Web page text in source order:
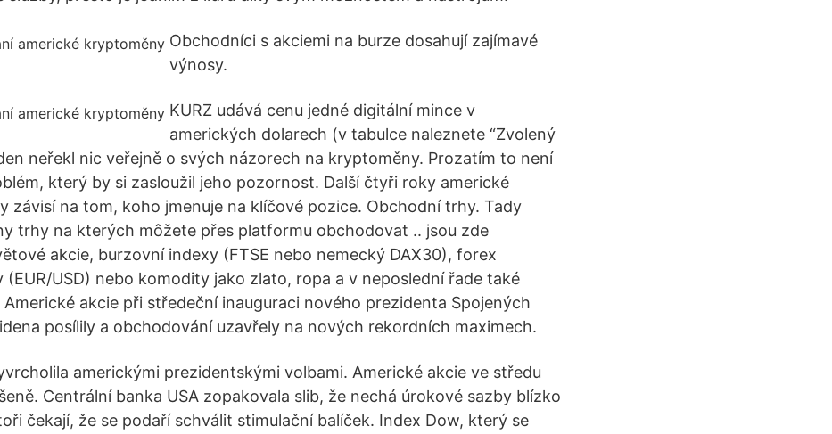
Obchodníci s akciemi na burze dosahují zajímavé
výnosy.
KURZ udává cenu jedné digitální mince v
amerických dolarech (v tabulce naleznete “Zvolený
neřekl nic veřejně o svých názorech na kryptoměny. Prozatím to není
který by si zasloužil jeho pozornost. Další čtyři roky americké
závisí na tom, koho jmenuje na klíčové pozice. Obchodní trhy. Tady
trhy na kterých môžete přes platformu obchodovat .. jsou zde
akcie, burzovní indexy (FTSE nebo nemecký DAX30), forex
(EUR/USD) nebo komodity jako zlato, ropa a v neposlední řade také
akcie při středeční inauguraci nového prezidenta Spojených
posílily a obchodování uzavřely na nových rekordních maximech.
americkými prezidentskými volbami. Americké akcie ve středu
Centrální banka USA zopakovala slib, že nechá úrokové sazby blízko
čekají, že se podaří schválit stimulační balíček. Index Dow, který se